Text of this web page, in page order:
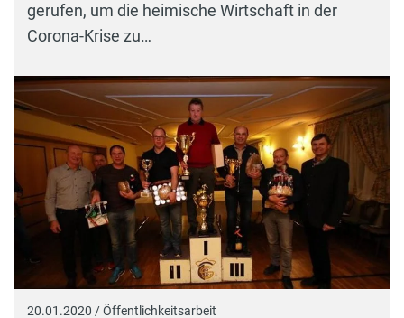
gerufen, um die heimische Wirtschaft in der
Corona-Krise zu…
20.01.2020 / Öffentlichkeitsarbeit